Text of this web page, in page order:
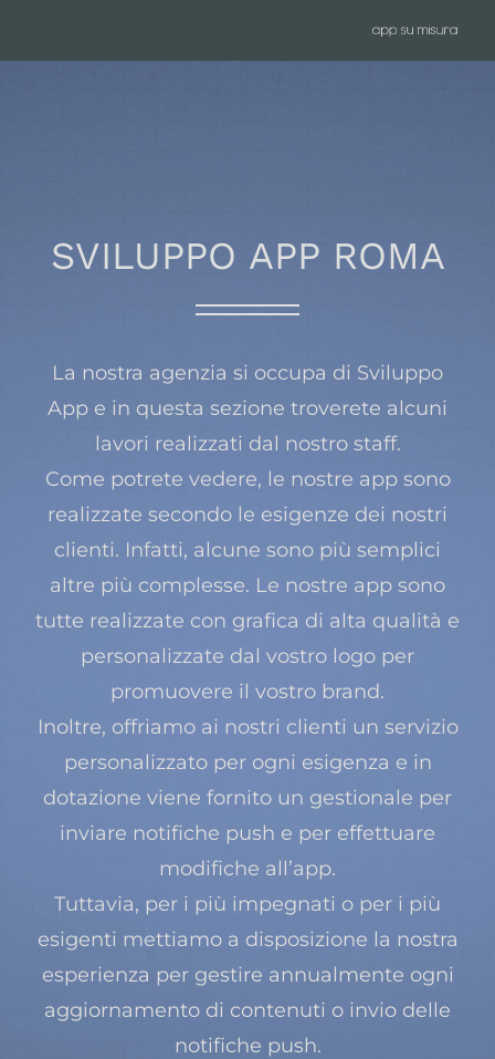
SVILUPPO APP ROMA
La nostra agenzia si occupa di Sviluppo
App e in questa sezione troverete alcuni
lavori realizzati dal nostro staff.
Come potrete vedere, le nostre app sono
realizzate secondo le esigenze dei nostri
clienti. Infatti, alcune sono più semplici
altre più complesse. Le nostre app sono
tutte realizzate con grafica di alta qualità e
personalizzate dal vostro logo per
promuovere il vostro brand.
Inoltre, offriamo ai nostri clienti un servizio
personalizzato per ogni esigenza e in
dotazione viene fornito un gestionale per
inviare notifiche push e per effettuare
modifiche all’app.
Tuttavia, per i più impegnati o per i più
esigenti mettiamo a disposizione la nostra
esperienza per gestire annualmente ogni
aggiornamento di contenuti o invio delle
notifiche push.